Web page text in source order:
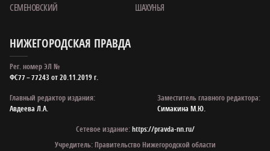
СЕМЕНОВСКИЙ
ШАХУНЬЯ
НИЖЕГОРОДСКАЯ ПРАВДА
Рег. номер ЭЛ №
ФС77 – 77243 от 20.11.2019 г.
Главный редактор издания:
Авдеева Л.А.
Заместитель главного редактора:
Симакина М.Ю.
Сетевое издание:https://pravda-nn.ru/
Учредитель: Правительство Нижегородской области